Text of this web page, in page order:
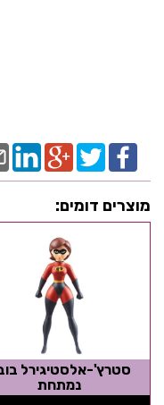
מוצרים דומים:
סטרץ'-אלסטיגירל
נמתחת